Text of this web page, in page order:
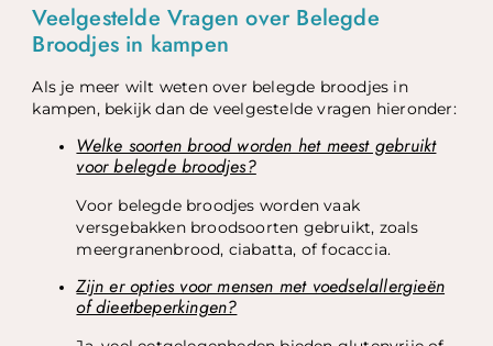
Veelgestelde Vragen over Belegde
Broodjes in kampen
Als je meer wilt weten over belegde broodjes in
kampen, bekijk dan de veelgestelde vragen hieronder:
Welke soorten brood worden het meest gebruikt
voor belegde broodjes?
Voor belegde broodjes worden vaak
versgebakken broodsoorten gebruikt, zoals
meergranenbrood, ciabatta, of focaccia.
Zijn er opties voor mensen met voedselallergieën
of dieetbeperkingen?